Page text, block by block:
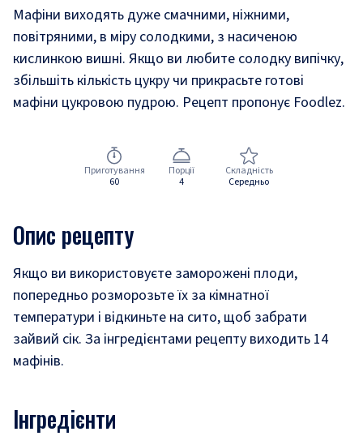
Мафіни виходять дуже смачними, ніжними,
повітряними, в міру солодкими, з насиченою
кислинкою вишні. Якщо ви любите солодку випічку,
збільшіть кількість цукру чи прикрасьте готові
мафіни цукровою пудрою. Рецепт пропонує Foodlez.
Приготування
60
Порції
4
Складність
Середньо
Опис рецепту
Якщо ви використовуєте заморожені плоди,
попередньо розморозьте їх за кімнатної
температури і відкиньте на сито, щоб забрати
зайвий сік. За інгредієнтами рецепту виходить 14
мафінів.
Інгредієнти